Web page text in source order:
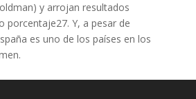
y arrojan resultados
porcentaje27. Y, a pesar de
es uno de los países en los